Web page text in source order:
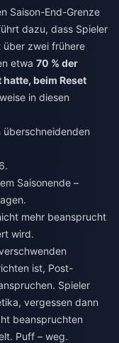
Saison-End-Grenze
dazu, dass Spieler
über zwei frühere
etwa 70 % der
beim Reset
in diesen
Saisonende –
mehr beansprucht
wird.
ist, Post-
Spieler
vergessen dann
beanspruchten
Puff – weg.